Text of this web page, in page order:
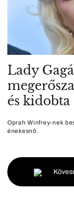
Lady
és
Oprah Winfrey-nek
énekesnő.